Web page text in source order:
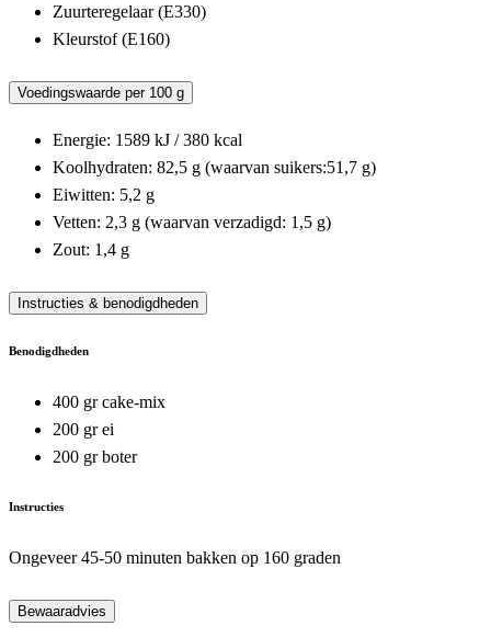
Zuurteregelaar (E330)
Kleurstof (E160)
Voedingswaarde per 100 g
Energie: 1589 kJ / 380 kcal
Koolhydraten: 82,5 g (waarvan suikers:51,7 g)
Eiwitten: 5,2 g
Vetten: 2,3 g (waarvan verzadigd: 1,5 g)
Zout: 1,4 g
Instructies & benodigdheden
Benodigdheden
400 gr cake-mix
200 gr ei
200 gr boter
Instructies
Ongeveer 45-50 minuten bakken op 160 graden
Bewaaradvies